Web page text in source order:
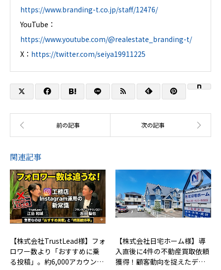
https://www.branding-t.co.jp/staff/12476/
YouTube：
https://www.youtube.com/@realestate_branding-t/
X： https://twitter.com/seiya19911225
関連記事
【株式会社TrustLead様】フォ
ロワー数より「おすすめに乗
る投稿」。約6,000アカウン…
【株式会社日宅ホーム様】導
入直後に4件の不動産買取依頼
獲得！顧客動向を捉えたデ…